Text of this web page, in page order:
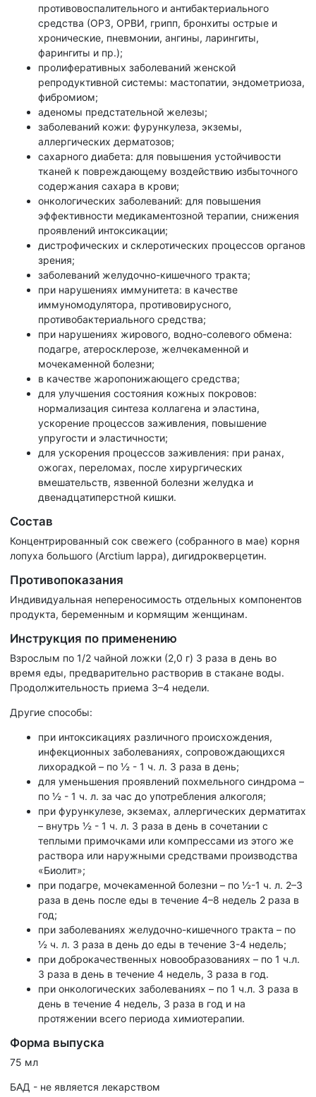
противовоспалительного и антибактериального
средства (ОРЗ, ОРВИ, грипп, бронхиты острые и
хронические, пневмонии, ангины, ларингиты,
фарингиты и пр.);
пролиферативных заболеваний женской
репродуктивной системы: мастопатии, эндометриоза,
фибромиом;
аденомы предстательной железы;
заболеваний кожи: фурункулеза, экземы,
аллергических дерматозов;
сахарного диабета: для повышения устойчивости
тканей к повреждающему воздействию избыточного
содержания сахара в крови;
онкологических заболеваний: для повышения
эффективности медикаментозной терапии, снижения
проявлений интоксикации;
дистрофических и склеротических процессов органов
зрения;
заболеваний желудочно-кишечного тракта;
при нарушениях иммунитета: в качестве
иммуномодулятора, противовирусного,
противобактериального средства;
при нарушениях жирового, водно-солевого обмена:
подагре, атеросклерозе, желчекаменной и
мочекаменной болезни;
в качестве жаропонижающего средства;
для улучшения состояния кожных покровов:
нормализация синтеза коллагена и эластина,
ускорение процессов заживления, повышение
упругости и эластичности;
для ускорения процессов заживления: при ранах,
ожогах, переломах, после хирургических
вмешательств, язвенной болезни желудка и
двенадцатиперстной кишки.
Состав
Концентрированный сок свежего (собранного в мае) корня
лопуха большого (Arctium lappa), дигидрокверцетин.
Противопоказания
Индивидуальная непереносимость отдельных компонентов
продукта, беременным и кормящим женщинам.
Инструкция по применению
Взрослым по 1/2 чайной ложки (2,0 г) 3 раза в день во
время еды, предварительно растворив в стакане воды.
Продолжительность приема 3–4 недели.
Другие способы:
при интоксикациях различного происхождения,
инфекционных заболеваниях, сопровождающихся
лихорадкой – по ½ - 1 ч. л. 3 раза в день;
для уменьшения проявлений похмельного синдрома –
по ½ - 1 ч. л. за час до употребления алкоголя;
при фурункулезе, экземах, аллергических дерматитах
– внутрь ½ - 1 ч. л. 3 раза в день в сочетании с
теплыми примочками или компрессами из этого же
раствора или наружными средствами производства
«Биолит»;
при подагре, мочекаменной болезни – по ½-1 ч. л. 2–3
раза в день после еды в течение 4–8 недель 2 раза в
год;
при заболеваниях желудочно-кишечного тракта – по
½ ч. л. 3 раза в день до еды в течение 3-4 недель;
при доброкачественных новообразованиях – по 1 ч.л.
3 раза в день в течение 4 недель, 3 раза в год.
при онкологических заболеваниях – по 1 ч.л. 3 раза в
день в течение 4 недель, 3 раза в год и на
протяжении всего периода химиотерапии.
Форма выпуска
75 мл
БАД - не является лекарством